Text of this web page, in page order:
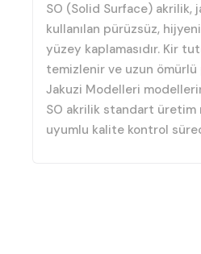
SO (Solid Surface) akrilik,
kullanılan pürüzsüz,
yüzey kaplamasıdır. Kir
temizlenir ve uzun ömürlü
Jakuzi Modelleri
SO akrilik standart üretim
uyumlu kalite kontrol